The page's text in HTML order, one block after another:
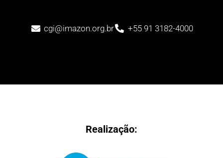
cgi@imazon.org.br +55 91 3182-4000
Realização: